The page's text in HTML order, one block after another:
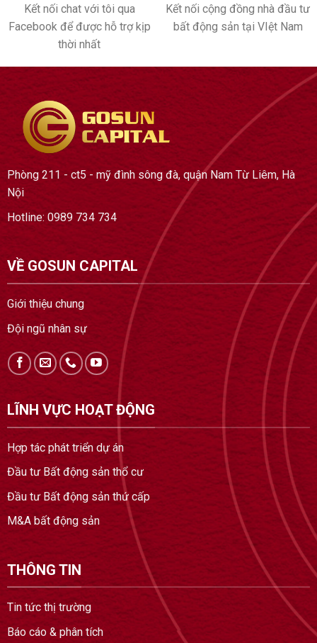
Kết nối chat với tôi qua
Facebook để được hỗ trợ kịp
thời nhất
Kết nối cộng đồng nhà đầu tư
bất động sản tại VIệt Nam
Phòng 211 - ct5 - mỹ đình sông đà, quận Nam Từ Liêm, Hà
Nội
Hotline: 0989 734 734
VỀ GOSUN CAPITAL
Giới thiệu chung
Đội ngũ nhân sự
LĨNH VỰC HOẠT ĐỘNG
Hợp tác phát triển dự án
Đầu tư Bất động sản thổ cư
Đầu tư Bất động sản thứ cấp
M&A bất động sản
THÔNG TIN
Tin tức thị trường
Báo cáo & phân tích